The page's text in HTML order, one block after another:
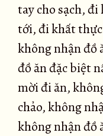
tay cho sạch,
tới, đi khất
không nhận đồ
đồ ăn đặc biệt
mời đi ăn,
chảo, không
không nhận đồ